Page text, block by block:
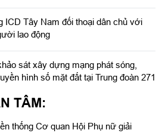
ICD Tây Nam đối thoại dân chủ với
lao động
sát xây dựng mạng phát sóng,
hình số mặt đất tại Trung đoàn 271
TÂM:
thống Cơ quan Hội Phụ nữ giải